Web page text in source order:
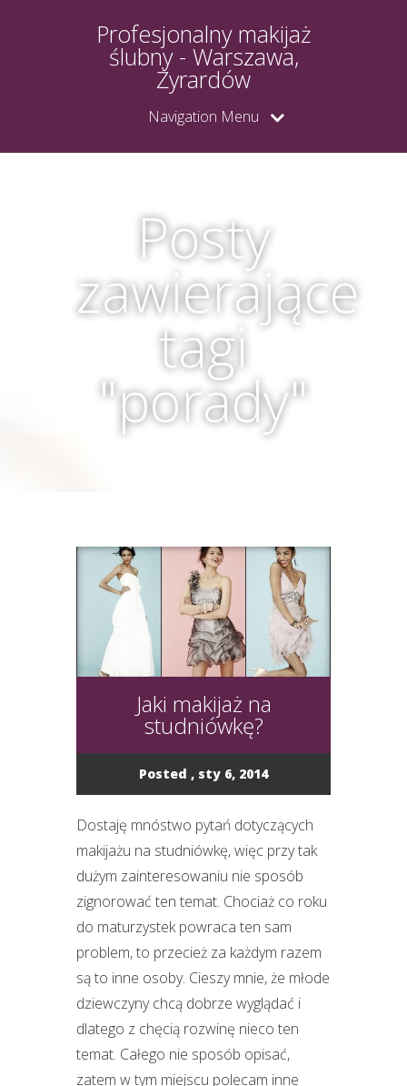
Profesjonalny makijaż
ślubny - Warszawa,
Żyrardów
Navigation Menu
Posty
zawierające
tagi
"porady"
Jaki makijaż na
studniówkę?
Posted , sty 6, 2014
Dostaję mnóstwo pytań dotyczących
makijażu na studniówkę, więc przy tak
dużym zainteresowaniu nie sposób
zignorować ten temat. Chociaż co roku
do maturzystek powraca ten sam
problem, to przecież za każdym razem
są to inne osoby. Cieszy mnie, że młode
dziewczyny chcą dobrze wyglądać i
dlatego z chęcią rozwinę nieco ten
temat. Całego nie sposób opisać,
zatem w tym miejscu polecam inne